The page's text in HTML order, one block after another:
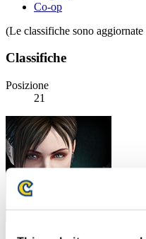
Co-op
(Le classifiche sono
Classifiche
Posizione
21